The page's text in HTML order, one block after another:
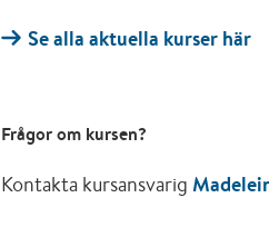
Se alla aktuella kurser här
Frågor om kursen?
Kontakta kursansvarig